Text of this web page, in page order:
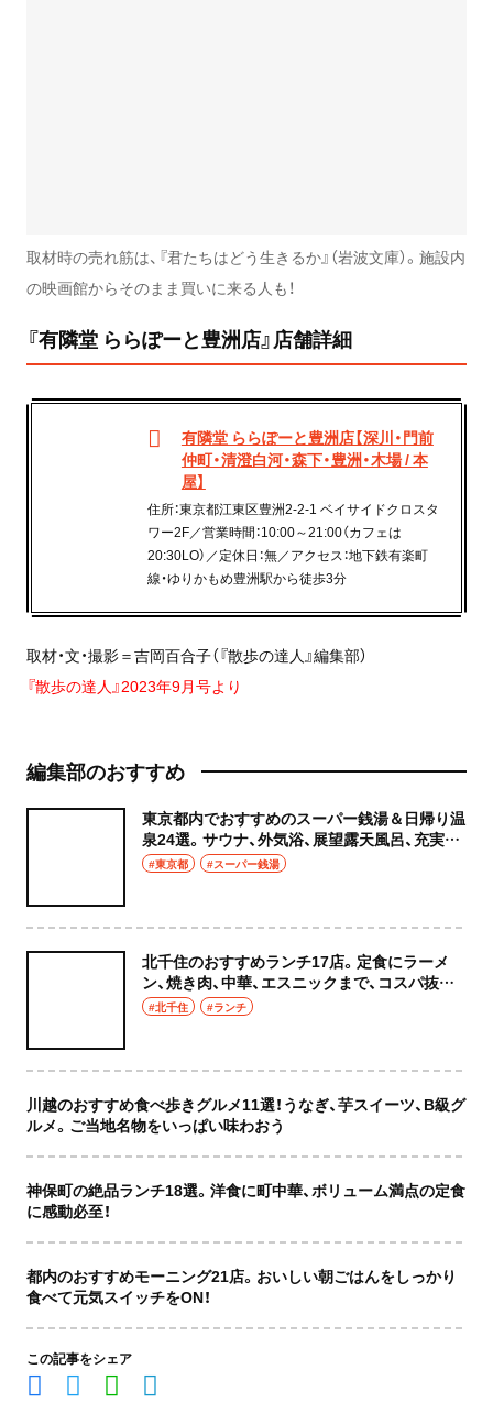
取材時の売れ筋は、『君たちはどう生きるか』（岩波文庫）。施設内
の映画館からそのまま買いに来る人も！
『有隣堂 ららぽーと豊洲店』店舗詳細
有隣堂 ららぽーと豊洲店【深川・門前
仲町・清澄白河・森下・豊洲・木場 / 本
屋】
住所：東京都江東区豊洲2-2-1 ベイサイドクロスタ
ワー2F／営業時間：10:00～21:00（カフェは
20:30LO）／定休日：無／アクセス：地下鉄有楽町
線・ゆりかもめ豊洲駅から徒歩3分
取材・文・撮影＝吉岡百合子（『散歩の達人』編集部）
『散歩の達人』2023年9月号より
編集部のおすすめ
東京都内でおすすめのスーパー銭湯＆日帰り温
泉24選。サウナ、外気浴、展望露天風呂、充実の
癒やし空間へ
#東京都 #スーパー銭湯
北千住のおすすめランチ17店。定食にラーメ
ン、焼き肉、中華、エスニックまで、コスパ抜群
な店もおしゃれな店も網羅してご紹介！
#北千住 #ランチ
川越のおすすめ食べ歩きグルメ11選！うなぎ、芋スイーツ、B級グ
ルメ。ご当地名物をいっぱい味わおう
神保町の絶品ランチ18選。洋食に町中華、ボリューム満点の定食
に感動必至！
都内のおすすめモーニング21店。おいしい朝ごはんをしっかり
食べて元気スイッチをON！
この記事をシェア